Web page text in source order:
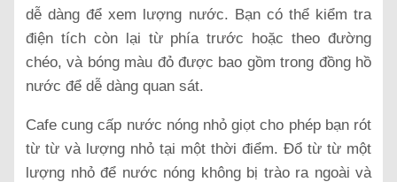
dễ dàng để xem lượng nước. Bạn có thể kiểm tra
điện tích còn lại từ phía trước hoặc theo đường
chéo, và bóng màu đỏ được bao gồm trong đồng hồ
nước để dễ dàng quan sát.
Cafe cung cấp nước nóng nhỏ giọt cho phép bạn rót
từ từ và lượng nhỏ tại một thời điểm. Đổ từ từ một
lượng nhỏ để nước nóng không bị trào ra ngoài và